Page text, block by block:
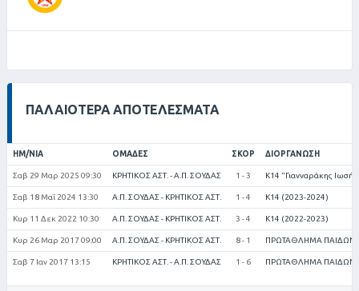
ΠΑΛΑΙΌΤΕΡΑ ΑΠΟΤΕΛΈΣΜΑΤΑ
ΗΜ/ΝΊΑ ΟΜΆΔΕΣ ΣΚΟΡ ΔΙΟΡΓΆΝΩΣΗ
Σαβ 29 Μαρ 2025 09:30 ΚΡΗΤΙΚΟΣ ΑΣΤ. - Α.Π. ΣΟΥΔΑΣ 1 - 3 Κ14 "Γιανναράκης
Σαβ 18 Μαΐ 2024 13:30 Α.Π. ΣΟΥΔΑΣ - ΚΡΗΤΙΚΟΣ ΑΣΤ. 1 - 4 Κ14 (2023-2024)
Κυρ 11 Δεκ 2022 10:30 Α.Π. ΣΟΥΔΑΣ - ΚΡΗΤΙΚΟΣ ΑΣΤ. 3 - 4 Κ14 (2022-2023)
Κυρ 26 Μαρ 2017 09:00 Α.Π. ΣΟΥΔΑΣ - ΚΡΗΤΙΚΟΣ ΑΣΤ. 8 - 1 ΠΡΩΤΑΘΛΗΜΑ ΠΑΙΔΩΝ
Σαβ 7 Ιαν 2017 13:15 ΚΡΗΤΙΚΟΣ ΑΣΤ. - Α.Π. ΣΟΥΔΑΣ 1 - 6 ΠΡΩΤΑΘΛΗΜΑ ΠΑΙΔΩΝ